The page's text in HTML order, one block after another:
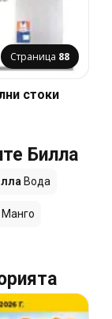
Страница 88
стоки
Билла
Вода
Манго